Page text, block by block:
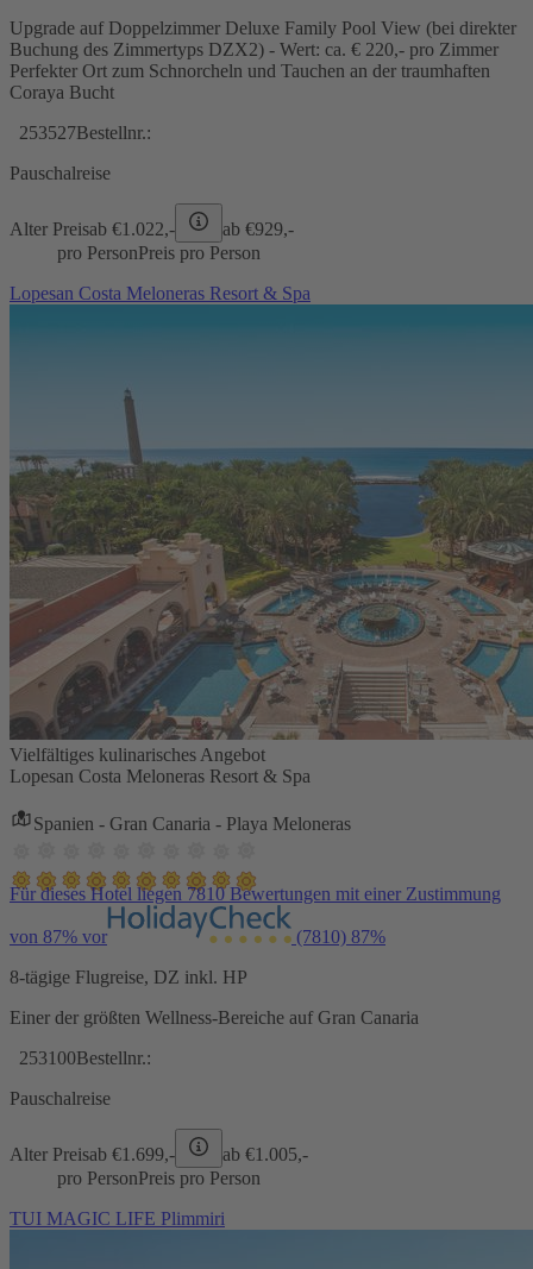
Upgrade auf Doppelzimmer Deluxe Family Pool View (bei direkter
Buchung des Zimmertyps DZX2) - Wert: ca. € 220,- pro Zimmer
Perfekter Ort zum Schnorcheln und Tauchen an der traumhaften
Coraya Bucht
253527Bestellnr.:
Pauschalreise
Alter Preisab €1.022,- ab €929,-
pro PersonPreis pro Person
Lopesan Costa Meloneras Resort & Spa
Vielfältiges kulinarisches Angebot
Lopesan Costa Meloneras Resort & Spa
Spanien - Gran Canaria - Playa Meloneras
Für dieses Hotel liegen 7810 Bewertungen mit einer Zustimmung
von 87% vor (7810) 87%
8-tägige Flugreise, DZ inkl. HP
Einer der größten Wellness-Bereiche auf Gran Canaria
253100Bestellnr.:
Pauschalreise
Alter Preisab €1.699,- ab €1.005,-
pro PersonPreis pro Person
TUI MAGIC LIFE Plimmiri